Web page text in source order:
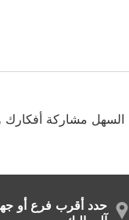
السهل مشاركة أفكارك
حدد أقرب فرع أو